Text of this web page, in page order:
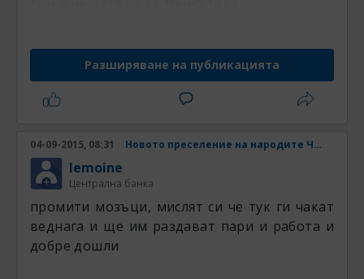
Разширяване на публикацията
04-09-2015, 08:31 Новото преселение на народите Част 4
lemoine
Централна банка
промити мозъци, мислят си че тук ги чакат
веднага и ще им раздават пари и работа и
добре дошли